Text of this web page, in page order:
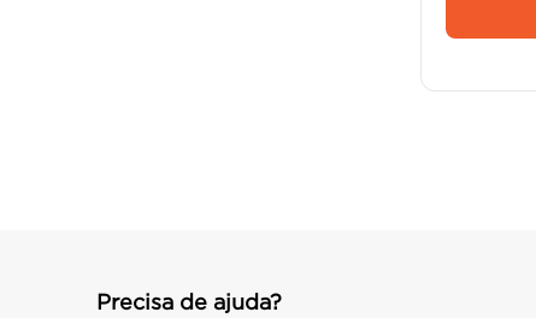
Precisa de ajuda?